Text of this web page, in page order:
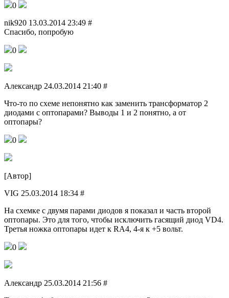
0
nik920 13.03.2014 23:49 #
Спасибо, попробую
0
Александр 24.03.2014 21:40 #
Что-то по схеме непонятно как заменить трансформатор 2
диодами с оптопарами? Выводы 1 и 2 понятно, а от
оптопары?
0
[Автор]
VIG 25.03.2014 18:34 #
На схемке с двумя парами диодов я показал и часть второй
оптопары. Это для того, чтобы исключить гасящий диод VD4.
Третья ножка оптопары идет к RA4, 4-я к +5 вольт.
0
Александр 25.03.2014 21:56 #